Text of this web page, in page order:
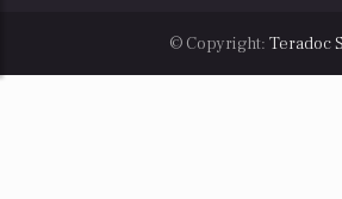
© Copyright: Teradoc